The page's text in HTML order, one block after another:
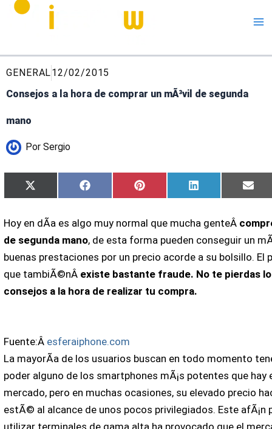
GENERAL12/02/2015
Consejos a la hora de comprar un mÃ³vil de segunda
mano
Por Sergio
Compartir
en
X
(Twitter)
Compartir
en
Facebook
Compartir
en
Pinterest
Compartir
en
LinkedIn
en
Hoy en dÃ­a es algo muy normal que mucha genteÂ
de segunda mano, de esta forma pueden conseguir un
buenas prestaciones por un precio acorde a su bolsillo. El
que tambiÃ©nÂ existe bastante fraude. No te pierdas
consejos a la hora de realizar tu compra.
Fuente:Â esferaiphone.com
La mayorÃ­a de los usuarios buscan en todo momento
poder alguno de los smartphones mÃ¡s potentes que hay
mercado, pero en muchas ocasiones, su elevado precio
estÃ© al alcance de unos pocos privilegiados. Este afÃ¡n
utilizar terminales de gama alta ha provocado que el